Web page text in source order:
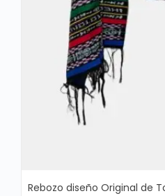
Rebozo diseño Original de